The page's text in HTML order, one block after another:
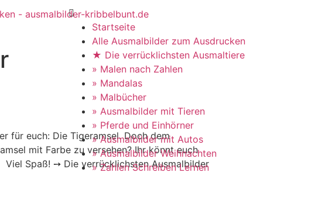
Startseite
Alle Ausmalbilder zum Ausdrucken
★ Die verrücklichsten Ausmaltiere
» Malen nach Zahlen
» Mandalas
» Malbücher
» Ausmalbilder mit Tieren
» Pferde und Einhörner
» Ausmalbilder mit Autos
» Ausmalbilder Weihnachten
» Zahlen Schreiben Lernen
für euch: Die Tigeramsel. Doch dem
mit Farbe zu versehen? Ihr könnt euch
Spaß! ➙ Die verrücklichsten Ausmalbilder